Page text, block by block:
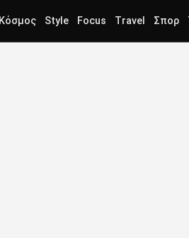
Κόσμος Style Focus Travel Σπορ